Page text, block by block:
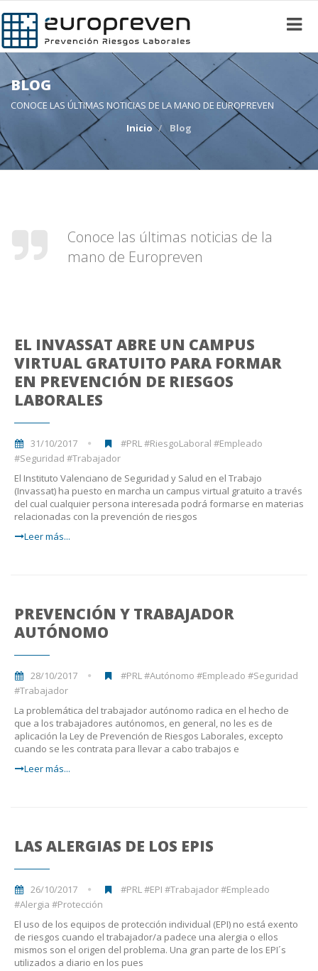
BLOG
CONOCE LAS ÚLTIMAS NOTICIAS DE LA MANO DE EUROPREVEN
Inicio
Blog
Conoce las últimas noticias de la
mano de Europreven
EL INVASSAT ABRE UN CAMPUS
VIRTUAL GRATUITO PARA FORMAR
EN PREVENCIÓN DE RIESGOS
LABORALES
31/10/2017
#PRL #RiesgoLaboral #Empleado
#Seguridad #Trabajador
El Instituto Valenciano de Seguridad y Salud en el Trabajo
(Invassat) ha puesto en marcha un campus virtual gratuito a través
del cual cualquier persona interesada podrá formarse en materias
relacionadas con la prevención de riesgos
Leer más...
PREVENCIÓN Y TRABAJADOR
AUTÓNOMO
28/10/2017
#PRL #Autónomo #Empleado #Seguridad
#Trabajador
La problemática del trabajador autónomo radica en el hecho de
que a los trabajadores autónomos, en general, no les es de
aplicación la Ley de Prevención de Riesgos Laborales, excepto
cuando se les contrata para llevar a cabo trabajos e
Leer más...
LAS ALERGIAS DE LOS EPIS
26/10/2017
#PRL #EPI #Trabajador #Empleado
#Alergia #Protección
El uso de los equipos de protección individual (EPI) no está exento
de riesgos cuando el trabajador/a padece una alergia o ellos
mismos son el origen del problema. Una gran parte de los EPI´s
utilizados a diario en los pues